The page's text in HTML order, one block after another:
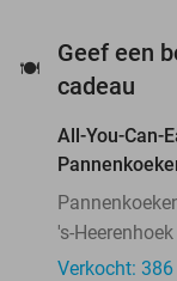
🍽️
Geef een
cadeau
All-You-Can-
's-Heerenhoek
Verkocht: 386